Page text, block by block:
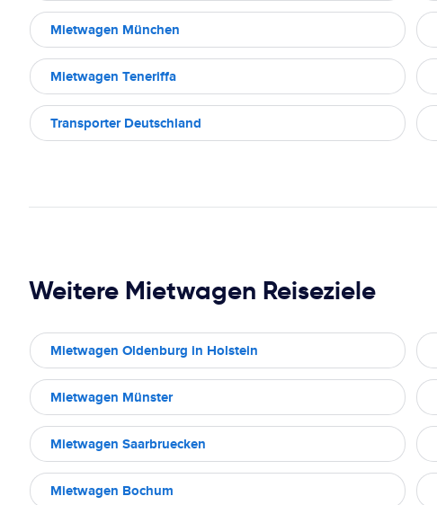
Mietwagen München
Mietwagen Teneriffa
Transporter Deutschland
Weitere Mietwagen Reiseziele
Mietwagen Oldenburg in Holstein
Mietwagen Münster
Mietwagen Saarbruecken
Mietwagen Bochum